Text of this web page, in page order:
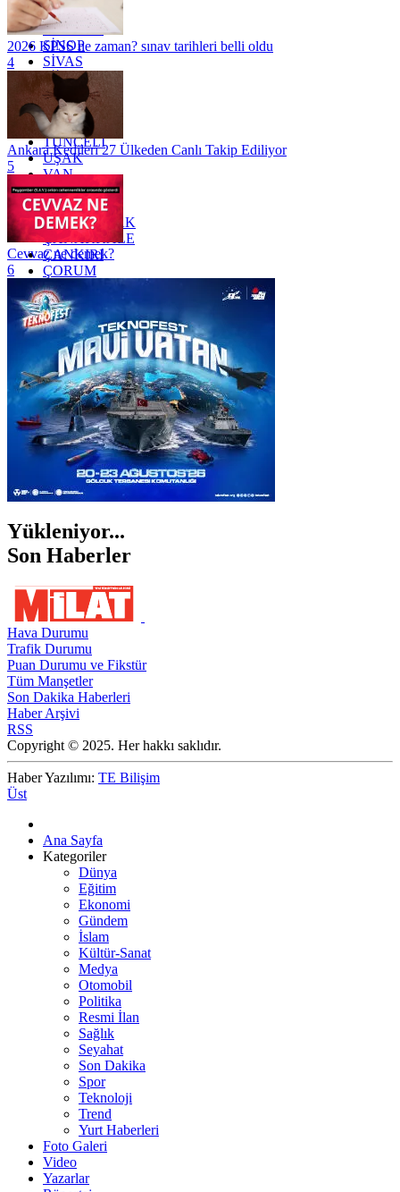
SAKARYA
SAMSUN
SİNOP
SİVAS
SİİRT
TEKİRDAĞ
TOKAT
TRABZON
TUNCELİ
UŞAK
VAN
YALOVA
YOZGAT
ZONGULDAK
ÇANAKKALE
ÇANKIRI
ÇORUM
İSTANBUL
İZMİR
ŞANLIURFA
ŞIRNAK
2026 KPSS ne zaman? sınav tarihleri belli oldu
4
Ankara Kedileri 27 Ülkeden Canlı Takip Ediliyor
5
Cevvaz ne demek?
6
Yükleniyor...
Son Haberler
Hava Durumu
Trafik Durumu
Puan Durumu ve Fikstür
Tüm Manşetler
Son Dakika Haberleri
Haber Arşivi
RSS
Copyright © 2025. Her hakkı saklıdır.
Haber Yazılımı: TE Bilişim
Üst
Ana Sayfa
Kategoriler
Dünya
Eğitim
Ekonomi
Gündem
İslam
Kültür-Sanat
Medya
Otomobil
Politika
Resmi İlan
Sağlık
Seyahat
Son Dakika
Spor
Teknoloji
Trend
Yurt Haberleri
Foto Galeri
Video
Yazarlar